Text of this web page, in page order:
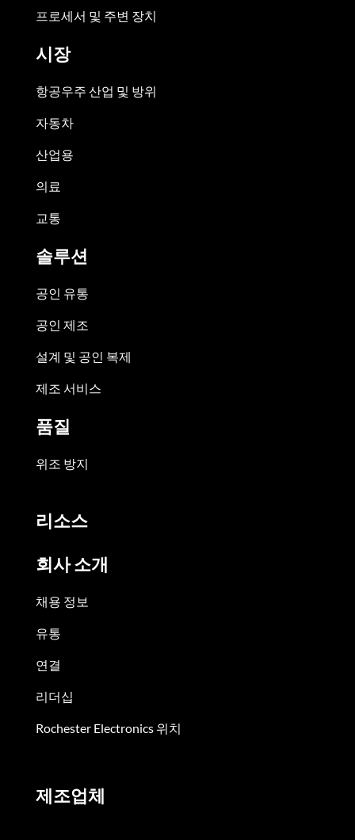
프로세서 및 주변 장치
시장
항공우주 산업 및 방위
자동차
산업용
의료
교통
솔루션
공인 유통
공인 제조
설계 및 공인 복제
제조 서비스
품질
위조 방지
리소스
회사 소개
채용 정보
유통
연결
리더십
Rochester Electronics 위치
제조업체